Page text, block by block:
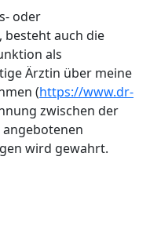
oder
besteht auch die
als
Ärztin über meine
(https://www.dr-
zwischen der
wird gewahrt.